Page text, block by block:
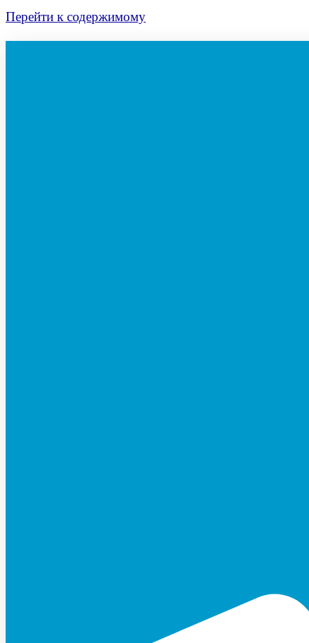
Перейти к содержимому